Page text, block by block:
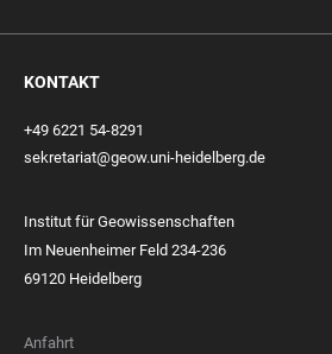
KONTAKT
+49 6221 54-8291
sekretariat@geow.uni-heidelberg.de
Institut für Geowissenschaften
Im Neuenheimer Feld 234-236
69120 Heidelberg
Anfahrt